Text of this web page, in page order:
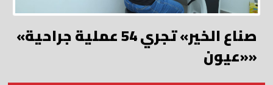
«صناع الخير» تجري 54 عملية جراحية
«عيون»